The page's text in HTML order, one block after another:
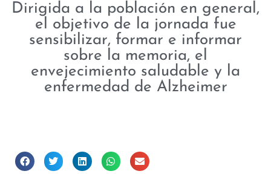
Dirigida a la población en general,
el objetivo de la jornada fue
sensibilizar, formar e informar
sobre la memoria, el
envejecimiento saludable y la
enfermedad de Alzheimer